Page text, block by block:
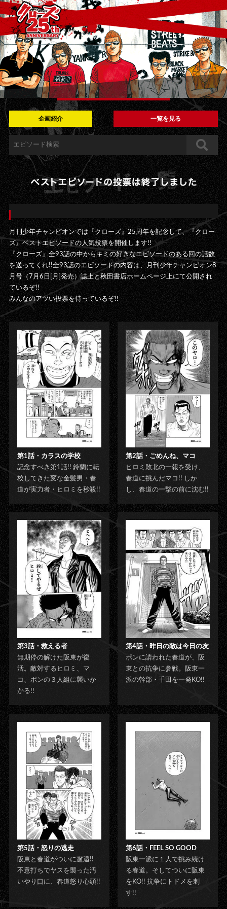
企画紹介 一覧を見る
月刊少年チャンピオンでは『クローズ』25周年を記念して、『クロー
ズ』ベストエピソードの人気投票を開催します!!
『クローズ』全93話の中からキミの好きなエピソードのある回の話数
を送ってくれ!!全93話のエピソードの内容は、月刊少年チャンピオン8
月号（7月6日[月]発売）誌上と秋田書店ホームページ上にて公開され
ているぞ!!
みんなのアツい投票を待っているぞ!!
第1話・カラスの学校
記念すべき第1話!! 鈴蘭に転
校してきた変な金髪男・春
道が実力者・ヒロミを秒殺!!
第2話・ごめんね、マコ
ヒロミ敗北の一報を受け、
春道に挑んだマコ!! しか
し、春道の一撃の前に沈む!!
第3話・救える者
無期停の解けた阪東が復
活。敵対するヒロミ、マ
コ、ポンの３人組に襲いか
かる!!
第4話・昨日の敵は今日の友
ポンに請われた春道が、阪
東との抗争に参戦。阪東一
派の幹部・千田を一発KO!!
第5話・怒りの逃走
阪東と春道がついに邂逅!!
不意打ちでヤスを襲った汚
いやり口に、春道怒り心頭!!
第6話・FEEL SO GOOD
阪東一派に１人で挑み続け
る春道。そしてついに阪東
をKO!! 抗争にトドメを刺
す!!